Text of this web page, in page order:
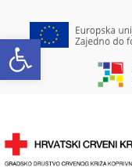
Open toolbar